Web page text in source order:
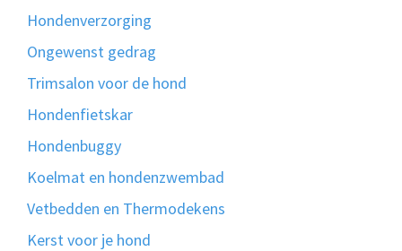
Hondenverzorging
Ongewenst gedrag
Trimsalon voor de hond
Hondenfietskar
Hondenbuggy
Koelmat en hondenzwembad
Vetbedden en Thermodekens
Kerst voor je hond